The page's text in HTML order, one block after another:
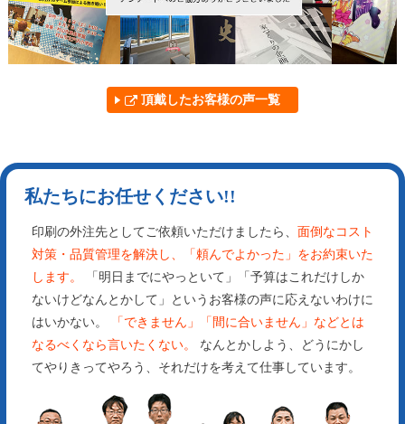
頂戴したお客様の声一覧
私たちにお任せください!!
印刷の外注先としてご依頼いただけましたら、 面倒なコスト
対策・品質管理を解決し、「頼んでよかった」をお約束いた
します。
「明日までにやっといて」「予算はこれだけしか
ないけどなんとかして」というお客様の声に応えないわけに
はいかない。
「できません」「間に合いません」などとは
なるべくなら言いたくない。 なんとかしよう、どうにかし
てやりきってやろう、 それだけを考えて仕事しています。